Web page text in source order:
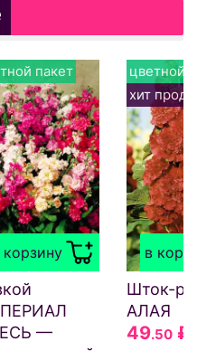
корзину
пакет
—
в
цветной
хит
Шток-
АЛАЯ
49.50 ₽